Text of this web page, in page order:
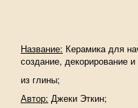
Название: Керамика для
создание, декорирование
из глины;
Автор: Джеки Эткин;